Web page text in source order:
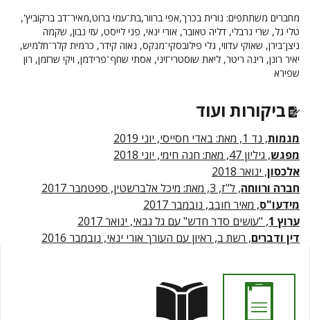
מחברים משתתפים: נורית בכרך,אפי ברוור,בת־עמי ברוט,מאיר־דב ברקוביץ',
טלי גל, שרי גרבלי, דליה טאובר, אורי ינאי, פני לייסט, עֹזי נבון, שקמה
ניצן־בירן, שאוקי עדווי, גלי פילובסקי־מנקס, נאוה קידר, כרמית קלר־חלמיש,
יאיר רונן, רינה ריטר, ליאת שוסטרי־זיני, אסתי שחף־פרידמן, ויקי שרזמן, רון
שפירא
ביקורות ועוד
מגמות, נד 1, מאת: באדי חסייסי, יוני 2019
מפגש, גיליון 47, מאת: חנה חימי, יוני 2018
אלכסון, ינואר 2018
חברה ורווחה, ל"ז, 3, מאת: מיכל אלברשטין, ספטמבר 2017
מידעו"ס, מאיר חובב, נובמבר 2017
ערוץ 1
, "עושים סדר חדש" עם גל גבאי, ינואר 2017
דין ודברים, רשת ב, ראיון עם העורך אורי ינאי, נובמבר 2016